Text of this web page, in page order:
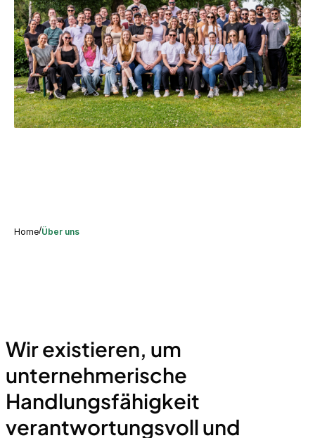
Home/Über uns
Wir existieren, um
unternehmerische
Handlungsfähigkeit
verantwortungsvoll und